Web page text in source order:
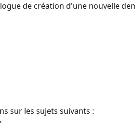
de création d'une nouvelle
sur les sujets suivants :